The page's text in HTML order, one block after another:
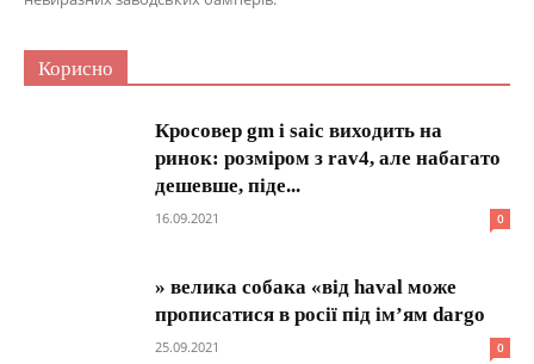
Корисно
Кросовер gm і saic виходить на
ринок: розміром з rav4, але набагато
дешевше, піде...
16.09.2021 0
» велика собака «від haval може
прописатися в росії під ім’ям dargo
25.09.2021 0